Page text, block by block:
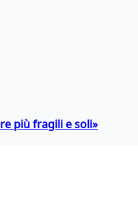
più fragili e soli»